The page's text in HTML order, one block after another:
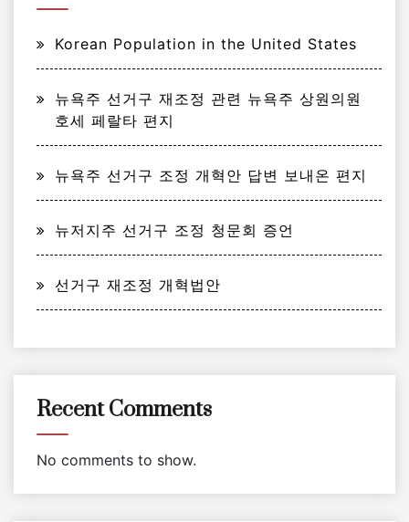
Korean Population in the United States
뉴욕주 선거구 재조정 관련 뉴욕주 상원의원
호세 페랄타 편지
뉴욕주 선거구 조정 개혁안 답변 보내온 편지
뉴저지주 선거구 조정 청문회 증언
선거구 재조정 개혁법안
Recent Comments
No comments to show.